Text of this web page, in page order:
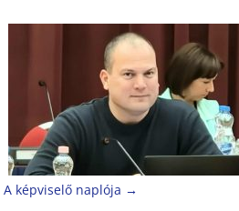
A képviselő naplója →